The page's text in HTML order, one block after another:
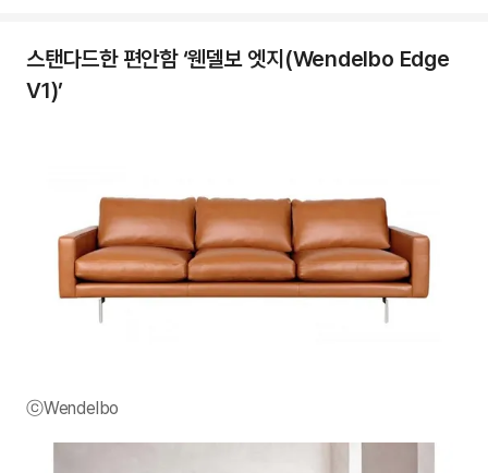
스탠다드한 편안함 ‘웬델보 엣지(Wendelbo Edge
V1)’
ⓒWendelbo